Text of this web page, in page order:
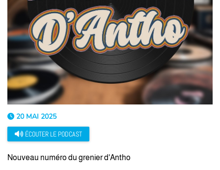
20 MAI 2025
ÉCOUTER LE PODCAST
Nouveau numéro du grenier d'Antho